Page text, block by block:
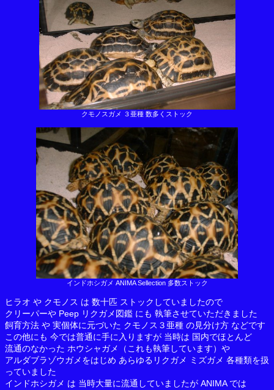
クモノスガメ ３亜種 数多くストック
インドホシガメ ANIMA Sellection 多数ストック
ヒラオ や クモノス は 数十匹 ストックしていましたので
クリーパーや Peep リクガメ図鑑 にも 執筆させていただきました
飼育方法 や 実個体に元づいた クモノス３亜種 の見分け方 などです
この他にも 今では普通に手に入りますが 当時は 国内でほとんど
流通のなかった ホウシャガメ（これも執筆しています）や
アルダブラゾウガメをはじめ あらゆるリクガメ ミズガメ 各種類を扱
っていました
インドホシガメ は 当時大量に流通していましたが ANIMA では